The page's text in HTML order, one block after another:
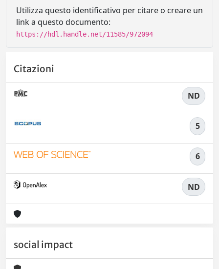
Utilizza questo identificativo per citare o creare un
link a questo documento:
https://hdl.handle.net/11585/972094
Citazioni
ND
5
6
ND
social impact